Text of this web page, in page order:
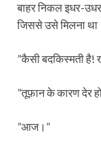
बाहर निकल इधर-
जिससे उसे मिलना
”कैसी बदकिस्मती
”तूफ़ान के कारण देर
”आज।”